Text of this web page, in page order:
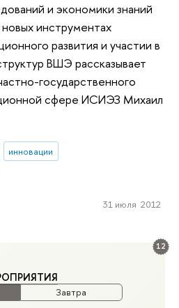
12
Завтра
и экономики знаний
инструментах
развития и участии в
ВШЭ рассказывает
государственного
сфере ИСИЭЗ Михаил
инновации
31 июля 2012